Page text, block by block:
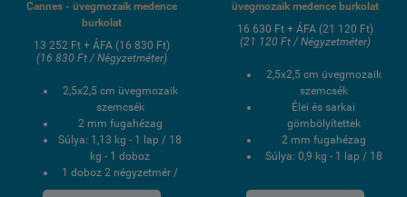
Cannes - üvegmozaik medence
burkolat
13 252 Ft + ÁFA (16 830 Ft)
(16 830 Ft / Négyzetméter)
2,5x2,5 cm üvegmozaik
szemcsék
2 mm fugahézag
Súlya: 1,13 kg - 1 lap / 18
kg - 1 doboz
1 doboz 2 négyzetmér /
16 lap
üvegmozaik medence burkolat
16 630 Ft + ÁFA (21 120 Ft)
(21 120 Ft / Négyzetméter)
2,5x2,5 cm üvegmozaik
szemcsék
Élei és sarkai
gömbölyítettek
2 mm fugahézag
Súlya: 0,9 kg - 1 lap / 18
1 doboz 2 négyzetmér /